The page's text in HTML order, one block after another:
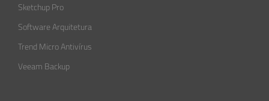
Sketchup Pro
Software Arquitetura
Trend Micro Antivírus
Veeam Backup